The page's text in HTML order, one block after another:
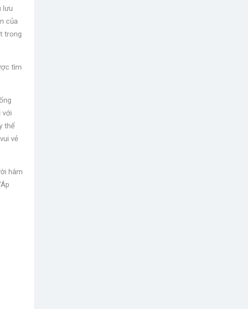
lưu
của
trong
tìm
với
thể
vẻ
hâm